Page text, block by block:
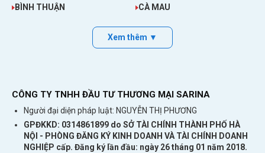
BÌNH THUẬN CÀ MAU
Xem thêm ▼
CÔNG TY TNHH ĐẦU TƯ THƯƠNG MẠI SARINA
Người đại diện pháp luật: NGUYỄN THỊ PHƯƠNG
GPĐKKD: 0314861899 do SỞ TÀI CHÍNH THÀNH PHỐ HÀ
NỘI - PHÒNG ĐĂNG KÝ KINH DOANH VÀ TÀI CHÍNH DOANH
NGHIỆP cấp. Đăng ký lần đầu: ngày 26 tháng 01 năm 2018.